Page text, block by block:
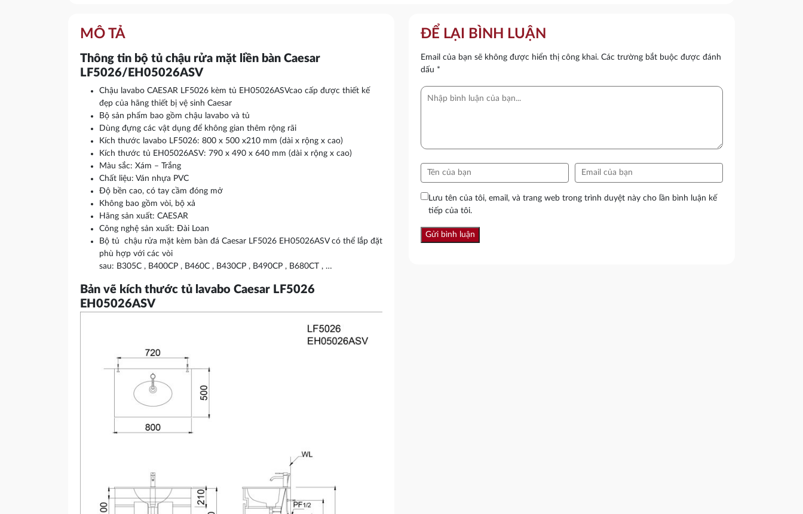
MÔ TẢ
Thông tin bộ tủ chậu rửa mặt liền bàn Caesar
LF5026/EH05026ASV
Chậu lavabo CAESAR LF5026 kèm tủ EH05026ASVcao cấp được thiết kế
đẹp của hãng thiết bị vệ sinh Caesar
Bộ sản phẩm bao gồm chậu lavabo và tủ
Dùng đựng các vật dụng để không gian thêm rộng rãi
Kích thước lavabo LF5026: 800 x 500 x210 mm (dài x rộng x cao)
Kích thước tủ EH05026ASV: 790 x 490 x 640 mm (dài x rộng x cao)
Màu sắc: Xám – Trắng
Chất liệu: Ván nhựa PVC
Độ bền cao, có tay cầm đóng mở
Không bao gồm vòi, bộ xả
Hãng sản xuất: CAESAR
Công nghệ sản xuất: Đài Loan
Bộ tủ chậu rửa mặt kèm bàn đá Caesar LF5026 EH05026ASV có thể lắp đặt
phù hợp với các vòi
sau: B305C , B400CP , B460C , B430CP , B490CP , B680CT , …
Bản vẽ kích thước tủ lavabo Caesar LF5026
EH05026ASV
ĐỂ LẠI BÌNH LUẬN
Email của bạn sẽ không được hiển thị công khai. Các trường bắt buộc được đánh
dấu *
Lưu tên của tôi, email, và trang web trong trình duyệt này cho lần bình luận kế
tiếp của tôi.